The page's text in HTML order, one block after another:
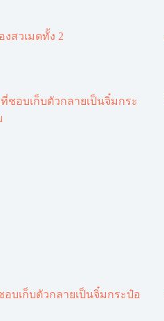
งสวเมดทั้ง 2
อบเก็บตัวกลายเป็นจิ๋มกระป๋อ